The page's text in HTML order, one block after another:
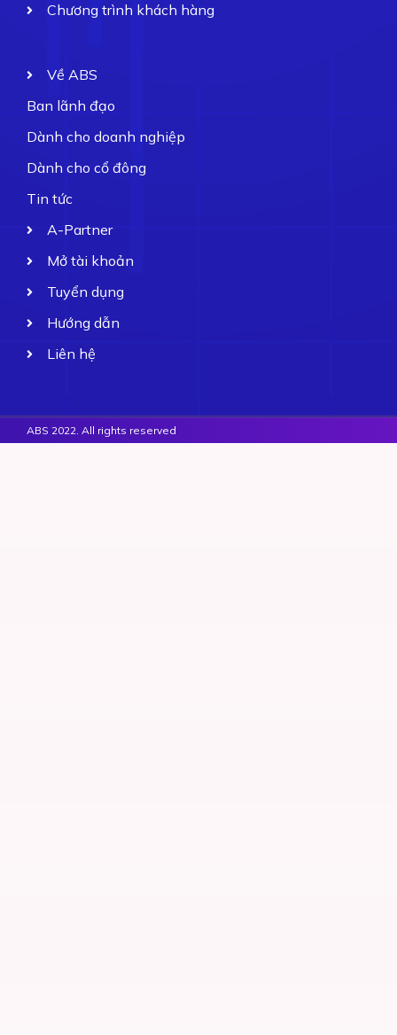
Chương trình khách hàng
Về ABS
Ban lãnh đạo
Dành cho doanh nghiệp
Dành cho cổ đông
Tin tức
A-Partner
Mở tài khoản
Tuyển dụng
Hướng dẫn
Liên hệ
ABS 2022. All rights reserved